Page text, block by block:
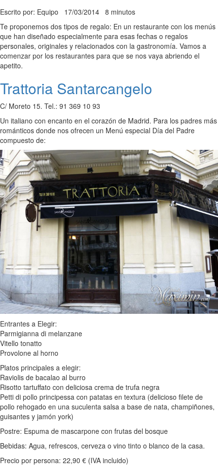
Escrito por: Equipo 17/03/2014 8 minutos
Te proponemos dos tipos de regalo: En un restaurante con los menús
que han diseñado especialmente para esas fechas o regalos
personales, originales y relacionados con la gastronomía. Vamos a
comenzar por los restaurantes para que se nos vaya abriendo el
apetito.
Trattoria Santarcangelo
C/ Moreto 15. Tel.: 91 369 10 93
Un italiano con encanto en el corazón de Madrid. Para los padres más
románticos donde nos ofrecen un Menú especial Día del Padre
compuesto de:
Entrantes a Elegir:
Parmigianna di melanzane
Vitello tonatto
Provolone al horno
Platos principales a elegir:
Raviolis de bacalao al burro
Risotto tartuffato con deliciosa crema de trufa negra
Petti di pollo principessa con patatas en textura (delicioso filete de
pollo rehogado en una suculenta salsa a base de nata, champiñones,
guisantes y jamón york)
Postre: Espuma de mascarpone con frutas del bosque
Bebidas: Agua, refrescos, cerveza o vino tinto o blanco de la casa.
Precio por persona: 22,90 € (IVA incluido)